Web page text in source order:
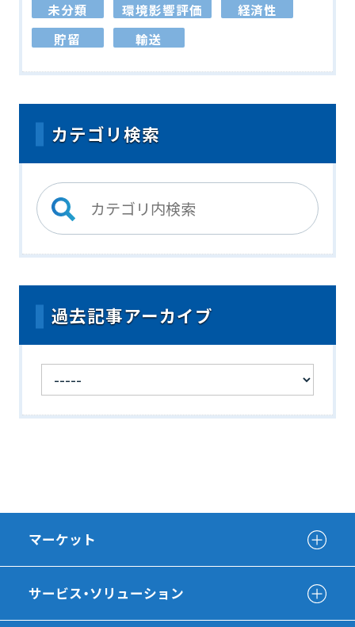
未分類
環境影響評価
経済性
貯留
輸送
カテゴリ検索
過去記事アーカイブ
マーケット
サービス・ソリューション